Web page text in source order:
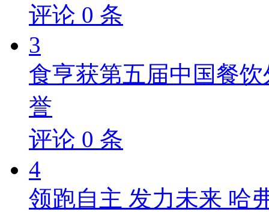
评论 0 条
3
食亨获第五届中国餐
誉
评论 0 条
4
领跑自主 发力未来 哈